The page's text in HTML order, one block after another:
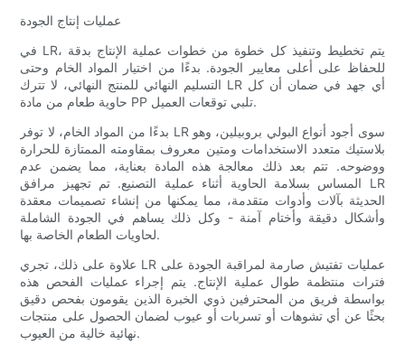
عمليات إنتاج الجودة
في LR، يتم تخطيط وتنفيذ كل خطوة من خطوات عملية الإنتاج بدقة
للحفاظ على أعلى معايير الجودة. بدءًا من اختيار المواد الخام وحتى
التسليم النهائي للمنتج النهائي، لا تترك LR أي جهد في ضمان أن كل
حاوية طعام من مادة PP تلبي توقعات العميل.
بدءًا من المواد الخام، لا توفر LR سوى أجود أنواع البولي بروبيلين، وهو
بلاستيك متعدد الاستخدامات ومتين معروف بمقاومته الممتازة للحرارة
ووضوحه. تتم بعد ذلك معالجة هذه المادة بعناية، مما يضمن عدم
المساس بسلامة الحاوية أثناء عملية التصنيع. تم تجهيز مرافق LR
الحديثة بآلات وأدوات متقدمة، مما يمكنها من إنشاء تصميمات معقدة
وأشكال دقيقة وأختام آمنة - وكل ذلك يساهم في الجودة الشاملة
لحاويات الطعام الخاصة بها.
علاوة على ذلك، تجري LR عمليات تفتيش صارمة لمراقبة الجودة على
فترات منتظمة طوال عملية الإنتاج. يتم إجراء عمليات الفحص هذه
بواسطة فريق من المحترفين ذوي الخبرة الذين يقومون بفحص دقيق
بحثًا عن أي تشوهات أو تسربات أو عيوب لضمان الحصول على منتجات
نهائية خالية من العيوب.